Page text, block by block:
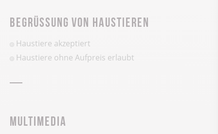
Begrüssung von Haustieren
Haustiere akzeptiert
Haustiere ohne Aufpreis erlaubt
Multimedia